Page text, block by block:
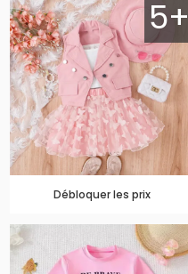
5+
Débloquer les prix